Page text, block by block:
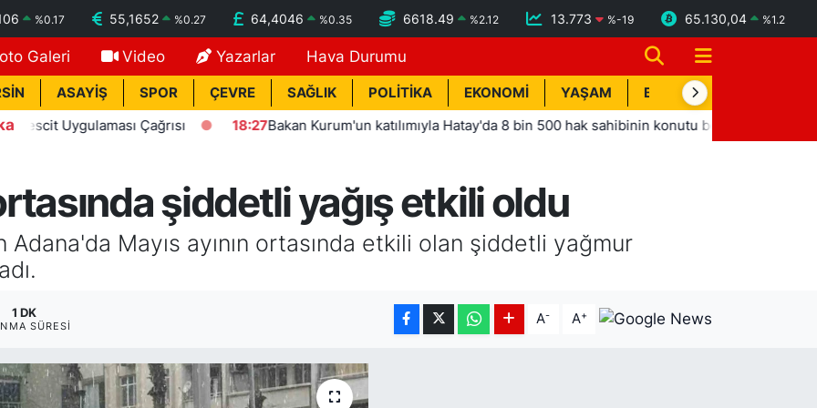
%0.17 55,1652 %0.27 64,4046 %0.35 6618.49 %2.12 13.773 %-19 65.130,04 %1.2
Galeri Video Yazarlar Hava Durumu
ASAYİŞ SPOR ÇEVRE SAĞLIK POLİTİKA EKONOMİ YAŞAM BİK İLAN
Uygulaması Çağrısı 18:27 Bakan Kurum'un katılımıyla Hatay'da 8 bin 500 hak sahibinin konutu belirlendi
şiddetli yağış etkili oldu
Mayıs ayının ortasında etkili olan şiddetli yağmur
1 DK
SÜRESI A- A+